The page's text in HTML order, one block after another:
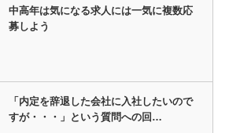
中高年は気になる求人には一気に複数応
募しよう
「内定を辞退した会社に入社したいので
すが・・・」という質問への回…